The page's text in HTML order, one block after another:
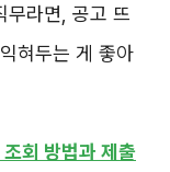
무라면, 공고 뜨
혀두는 게 좋아
회 방법과 제출